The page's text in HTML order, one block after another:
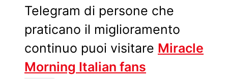
Telegram di persone che
praticano il miglioramento
continuo puoi visitare Miracle
Morning Italian fans